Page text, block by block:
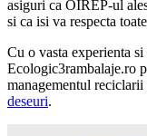
asiguri ca OIREP-ul
si ca isi va respecta
Cu o vasta experienta
Ecologic3rambalaje.ro
managementul reciclarii
deseuri.